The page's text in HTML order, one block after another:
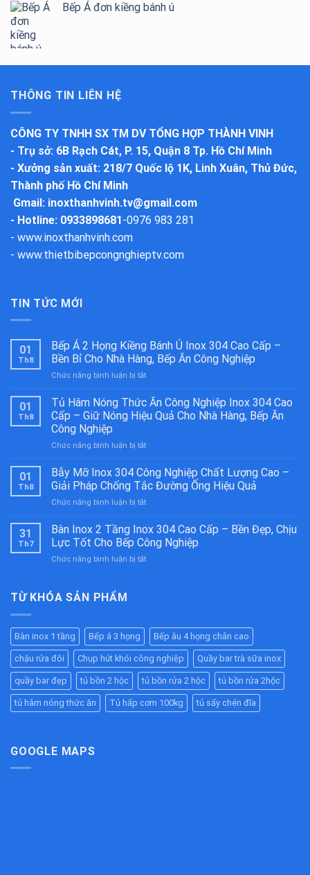
Bếp Á đơn kiềng bánh ú
THÔNG TIN LIÊN HỆ
CÔNG TY TNHH SX TM DV TỔNG HỢP THÀNH VINH
- Trụ sở: 6B Rạch Cát, P. 15, Quận 8 Tp. Hồ Chí Minh
- Xưởng sản xuất: 218/7 Quốc lộ 1K, Linh Xuân, Thủ Đức,
Thành phố Hồ Chí Minh
Gmail: inoxthanhvinh.tv@gmail.com
- Hotline: 0933898681-0976 983 281
- www.inoxthanhvinh.com
- www.thietbibepcongnghieptv.com
TIN TỨC MỚI
01
Th8
Bếp Á 2 Họng Kiềng Bánh Ú Inox 304 Cao Cấp –
Bền Bỉ Cho Nhà Hàng, Bếp Ăn Công Nghiệp
Chức năng bình luận bị tắtở
Á
2
Họng
Bánh
Inox
304
Cao
Cấp
Bền
Bỉ
Cho
Nhà
01
Th8
Tủ Hâm Nóng Thức Ăn Công Nghiệp Inox 304 Cao
Cấp – Giữ Nóng Hiệu Quả Cho Nhà Hàng, Bếp Ăn
Công Nghiệp
Chức năng bình luận bị tắtở
Hâm
Nóng
Thức
Ăn
Nghiệp
Inox
304
Cao
Quả
Cho
Nhà
Hàng,
Bếp
Ăn
Công
01
Th8
Bẫy Mỡ Inox 304 Công Nghiệp Chất Lượng Cao –
Giải Pháp Chống Tắc Đường Ống Hiệu Quả
Chức năng bình luận bị tắtở
Mỡ
Inox
304
Công
Giải
Pháp
Chống
Tắc
Đường
Ống
Hiệu
Quả
31
Th7
Bàn Inox 2 Tầng Inox 304 Cao Cấp – Bền Đẹp, Chịu
Lực Tốt Cho Bếp Công Nghiệp
Chức năng bình luận bị tắtở
304
Cao
Cấp
–
Bền
Đẹp,
Chịu
Lực
TỪ KHÓA SẢN PHẨM
Bàn inox 1 tầng Bếp á 3 họng Bếp âu 4 họng chân cao
chậu rửa đôi Chụp hút khói công nghiệp Quầy bar trà sữa inox
quầy bar đẹp tủ bồn 2 hộc tủ bồn rửa 2 hộc tủ bồn rửa 2hộc
tủ hâm nóng thức ăn Tủ hấp cơm 100kg tủ sấy chén đĩa
GOOGLE MAPS